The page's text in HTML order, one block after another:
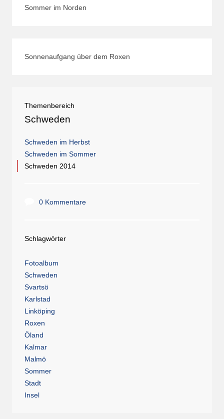
Sommer im Norden
Sonnenaufgang über dem Roxen
Themenbereich
Schweden
Schweden im Herbst
Schweden im Sommer
Schweden 2014
0 Kommentare
Schlagwörter
Fotoalbum
Schweden
Svartsö
Karlstad
Linköping
Roxen
Öland
Kalmar
Malmö
Sommer
Stadt
Insel